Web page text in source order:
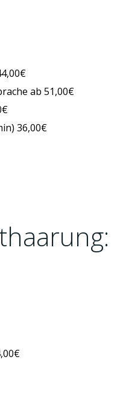
ab 51,00€
36,00€